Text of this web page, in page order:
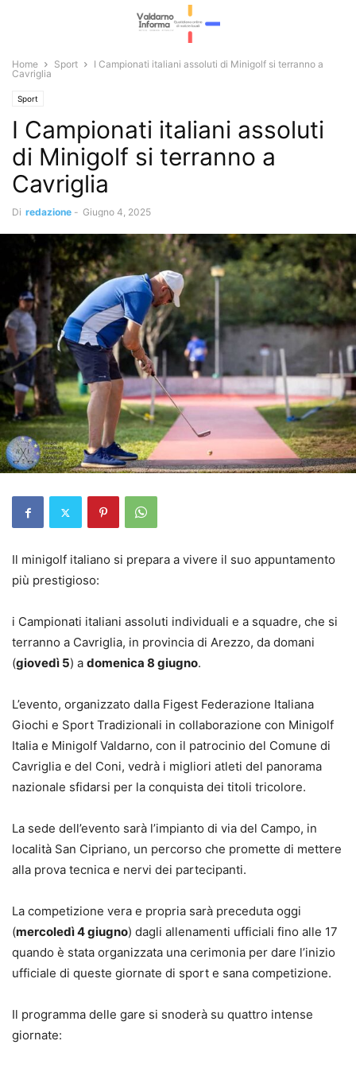
Home Sport
I Campionati italiani assoluti di Minigolf si terranno a
Cavriglia
Sport
I Campionati italiani assoluti
di Minigolf si terranno a
Cavriglia
Di redazione - Giugno 4, 2025
Il minigolf italiano si prepara a vivere il suo appuntamento
più prestigioso:
i Campionati italiani assoluti individuali e a squadre, che si
terranno a Cavriglia, in provincia di Arezzo, da domani
(giovedì 5) a domenica 8 giugno.
L’evento, organizzato dalla Figest Federazione Italiana
Giochi e Sport Tradizionali in collaborazione con Minigolf
Italia e Minigolf Valdarno, con il patrocinio del Comune di
Cavriglia e del Coni, vedrà i migliori atleti del panorama
nazionale sfidarsi per la conquista dei titoli tricolore.
La sede dell’evento sarà l’impianto di via del Campo, in
località San Cipriano, un percorso che promette di mettere
alla prova tecnica e nervi dei partecipanti.
La competizione vera e propria sarà preceduta oggi
(mercoledì 4 giugno) dagli allenamenti ufficiali fino alle 17
quando è stata organizzata una cerimonia per dare l’inizio
ufficiale di queste giornate di sport e sana competizione.
Il programma delle gare si snoderà su quattro intense
giornate: